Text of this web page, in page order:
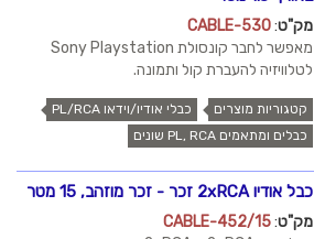
מק"ט:
CABLE-530
מאפשר לחבר קונסולת Sony Playstation
לטלוויזיה להעברת קול ותמונה.
קטגוריות מוצרים
כבלי אודיו/וידאו PL/RCA
כבלים ומתאמים PL, RCA שונים
כבל אודיו 2xRCA זכר - זכר מוזהב, 15 מטר
מק"ט:
CABLE-452/15